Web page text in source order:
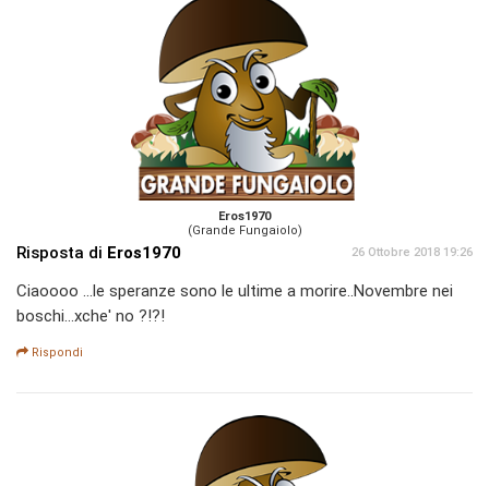
Eros1970
(Grande Fungaiolo)
Risposta di Eros1970 26 Ottobre 2018 19:26
Ciaoooo ...le speranze sono le ultime a morire..Novembre nei
boschi...xche' no ?!?!
Rispondi